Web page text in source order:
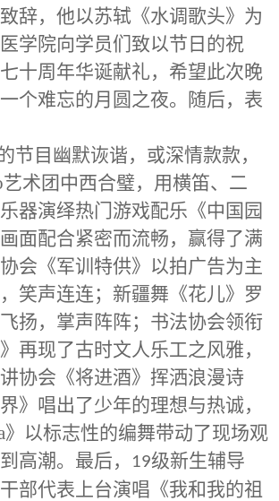
辞，他以苏轼《水调歌头》为
学院向学员们致以节日的祝
十周年华诞献礼，希望此次晚
个难忘的月圆之夜。随后，表
节目幽默诙谐，或深情款款，
艺术团中西合璧，用横笛、二
器演绎热门游戏配乐《中国园
面配合紧密而流畅，赢得了满
会《军训特供》以拍广告为主
笑声连连；新疆舞《花儿》罗
扬，掌声阵阵；书法协会领衔
再现了古时文人乐工之风雅，
协会《将进酒》挥洒浪漫诗
》唱出了少年的理想与热诚，
》以标志性的编舞带动了现场观
高潮。最后，
19级新生辅导
部代表上台演唱《我和我的祖